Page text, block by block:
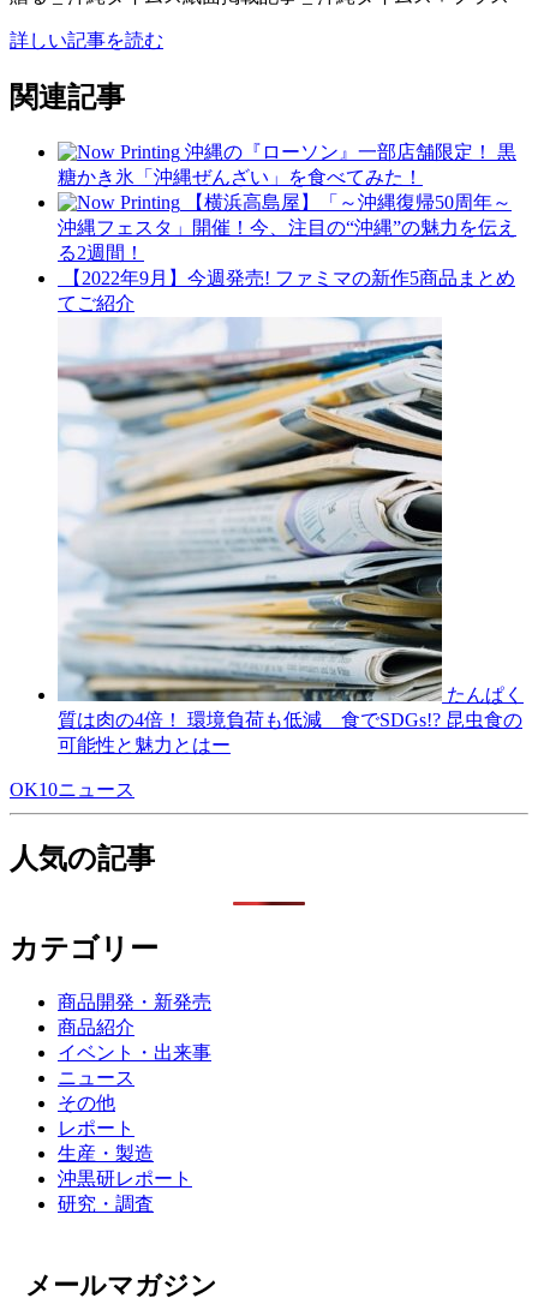
詳しい記事を読む
関連記事
沖縄の『ローソン』一部店舗限定！ 黒
糖かき氷「沖縄ぜんざい」を食べてみた！
【横浜高島屋】「～沖縄復帰50周年～
沖縄フェスタ」開催！今、注目の“沖縄”の魅力を伝え
る2週間！
【2022年9月】今週発売! ファミマの新作5商品まとめ
てご紹介
たんぱく
質は肉の4倍！ 環境負荷も低減 食でSDGs!? 昆虫食の
可能性と魅力とはー
OK10ニュース
人気の記事
カテゴリー
商品開発・新発売
商品紹介
イベント・出来事
ニュース
その他
レポート
生産・製造
沖黒研レポート
研究・調査
メールマガジン